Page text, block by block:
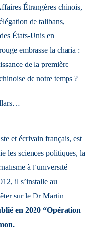
Étrangères chinois,
de talibans,
États-Unis en
embrasse la charia :
de la première
de notre temps ?
et écrivain français, est
les sciences politiques, la
à l’université
il s’installe au
sur le Dr Martin
en 2020 “Opération